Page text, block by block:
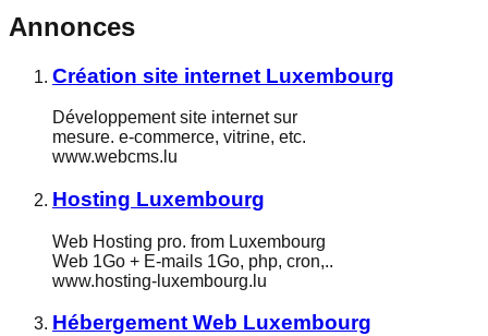
Annonces
Création site internet Luxembourg
Développement site internet sur
mesure. e-commerce, vitrine, etc.
www.webcms.lu
Hosting Luxembourg
Web Hosting pro. from Luxembourg
Web 1Go + E-mails 1Go, php, cron,..
www.hosting-luxembourg.lu
Hébergement Web Luxembourg